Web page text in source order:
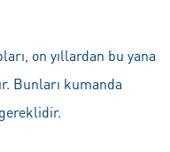
on yıllardan bu yana
Bunları kumanda